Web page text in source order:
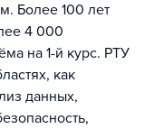
Более 100 лет
4 000
на 1-й курс. РТУ
как
данных,